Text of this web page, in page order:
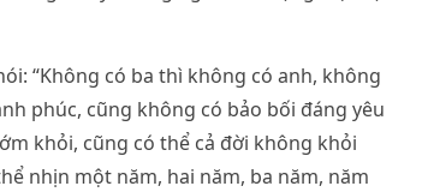
“Không có ba thì không có anh, không
phúc, cũng không có bảo bối đáng yêu
khỏi, cũng có thể cả đời không khỏi
nhịn một năm, hai năm, ba năm, năm